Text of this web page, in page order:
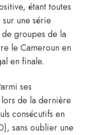
étant toutes
une série
groupes de la
le Cameroun en
en finale.
ses
de la dernière
consécutifs en
sans oublier une